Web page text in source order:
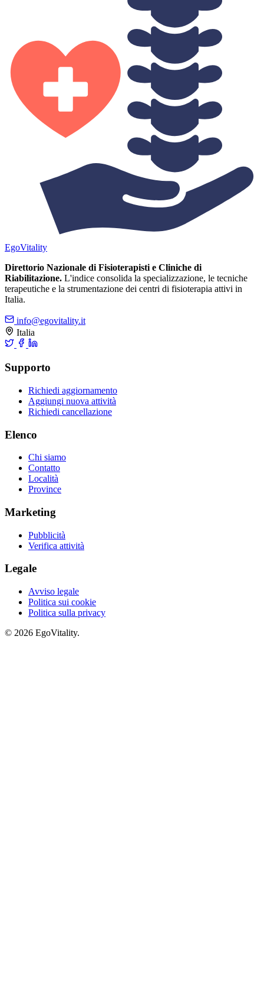
EgoVitality
Direttorio Nazionale di Fisioterapisti e Cliniche di
Riabilitazione. L'indice consolida la specializzazione, le tecniche
terapeutiche e la strumentazione dei centri di fisioterapia attivi in
Italia.
info@egovitality.it
Italia
Supporto
Richiedi aggiornamento
Aggiungi nuova attività
Richiedi cancellazione
Elenco
Chi siamo
Contatto
Località
Province
Marketing
Pubblicità
Verifica attività
Legale
Avviso legale
Politica sui cookie
Politica sulla privacy
© 2026 EgoVitality.